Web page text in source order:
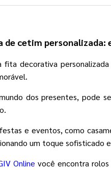
de cetim personalizada:
fita decorativa
dos presentes, pode
e eventos, como
um toque sofisticado
Online você encontra